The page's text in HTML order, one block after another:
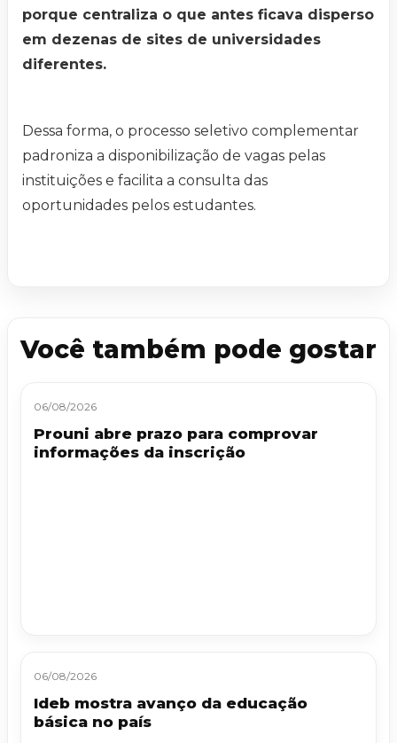
porque centraliza o que antes ficava disperso
em dezenas de sites de universidades
diferentes.
Dessa forma, o processo seletivo complementar
padroniza a disponibilização de vagas pelas
instituições e facilita a consulta das
oportunidades pelos estudantes.
Você também pode gostar
06/08/2026
Prouni abre prazo para comprovar
informações da inscrição
06/08/2026
Ideb mostra avanço da educação
básica no país